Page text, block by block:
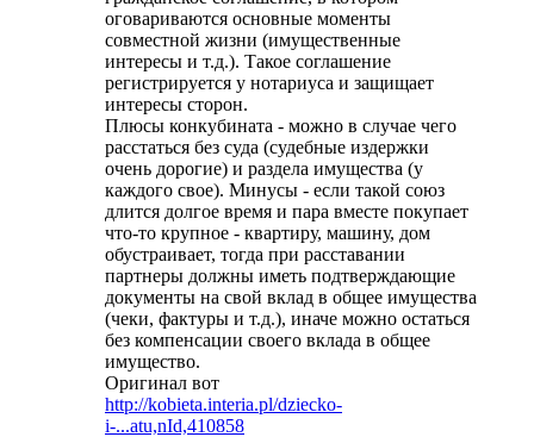
оговариваются основные моменты
совместной жизни (имущественные
интересы и т.д.). Такое соглашение
регистрируется у нотариуса и защищает
интересы сторон.
Плюсы конкубината - можно в случае чего
расстаться без суда (судебные издержки
очень дорогие) и раздела имущества (у
каждого свое). Минусы - если такой союз
длится долгое время и пара вместе покупает
что-то крупное - квартиру, машину, дом
обустраивает, тогда при расставании
партнеры должны иметь подтверждающие
документы на свой вклад в общее имущества
(чеки, фактуры и т.д.), иначе можно остаться
без компенсации своего вклада в общее
имущество.
Оригинал вот
http://kobieta.interia.pl/dziecko-
i-...atu,nId,410858